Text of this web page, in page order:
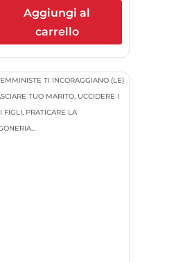
Aggiungi al
carrello